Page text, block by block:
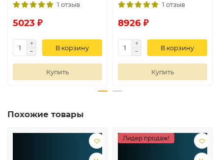
1 отзыв
5023 ₽
В корзину
Купить
1 отзыв
8926 ₽
В корзину
Купить
Похожие товары
Лидер продаж!